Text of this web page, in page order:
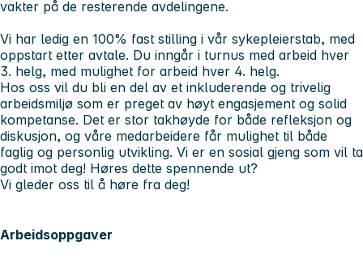
vakter på de resterende avdelingene.
Vi har ledig en 100% fast stilling i vår sykepleierstab, med
oppstart etter avtale. Du inngår i turnus med arbeid hver
3. helg, med mulighet for arbeid hver 4. helg.
Hos oss vil du bli en del av et inkluderende og trivelig
arbeidsmiljø som er preget av høyt engasjement og solid
kompetanse. Det er stor takhøyde for både refleksjon og
diskusjon, og våre medarbeidere får mulighet til både
faglig og personlig utvikling. Vi er en sosial gjeng som vil ta
godt imot deg! Høres dette spennende ut?
Vi gleder oss til å høre fra deg!
Arbeidsoppgaver